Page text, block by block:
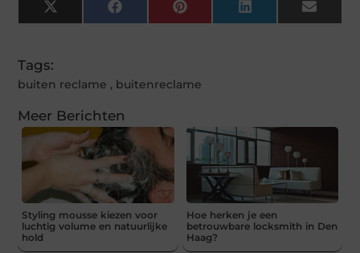
X
(Twitter)
FacebookPinterestLinkedInEmail
Tags:
buiten reclame , buitenreclame
Meer Berichten
Styling mousse kiezen voor
luchtig volume en natuurlijke
hold
Hoe herken je een
betrouwbare locksmith in Den
Haag?